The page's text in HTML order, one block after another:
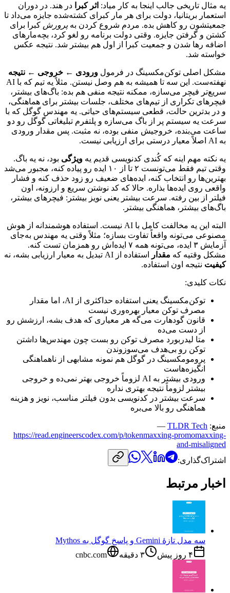
یه مثال تاریخی جالب اینجا به کار میاد: اثر کبرا در هند. در دوران
استعمار بریتانیا، دولت برای هر مار کبرای کشته‌شده جایزه می‌داد تا
جمعیتشون رو کاهش بده. مردم شروع کردن به پرورش کبرا
برای
کشتن و گرفتن جایزه. وقتی دولت برنامه رو لغو کرد، بچه‌مار‌های
اضافه رها شدن و جمعیت کبرا از اول هم بیشتر شد. نتیجه عکس
خواسته شد.
مشکل اصلی توکن‌مکسینگ در فرمول ورودی ← خروجی ← نتیجه
نهفته‌ست. این سه تا همیشه به هم وصل نیستن. مثلاً یه تیم که با AI
سریع‌تر فیچر می‌سازه، ممکنه نتیجه منفی هم بده: باگ‌های بیشتر،
فیچرهای تکراری از تیم‌های مختلف، جلسات بیشتر برای هماهنگی،
و در بدترین حالت، قطعی سیستم‌های حیاتی. یه مهندس گوگل که با
سرعت یه سیستم پر از باگ می‌سازه و پلتفرم تبلیغاتی گوگل رو دو
ساعت می‌بنده، خروجیش منفی بوده، نه مثبت. پس مقدار ورودی
به AI اصلاً معیار درستی برای ارزیابی نیست.
یه نکته مهم اینه که کُندی کدنویسی قدیم یه ویژگی بود، نه یه باگ.
وقتی تیم فقط می‌تونست ۲ تا از ۱۰ ایده رو پیاده کنه، مجبور می‌شد
بهترین‌ها رو انتخاب کنه، ایده‌های ضعیف رو زود حذف کنه و فشار
واقعی روی ایده‌ها بذاره. حالا که کد نوشتن سریع و ارزونه، اون
فیلتر
از بین رفته. سرعت بیشتر یعنی نویز بیشتر: فیچرهای بیشتر،
باگ‌های بیشتر، هماهنگی بیشتر.
البته این یه مخالفت کامل با AI نیست. استفاده هوشمندانه از هوش
مصنوعی می‌تونه واقعاً تفاوت بسازه؛ مثلاً وقتی یه مهندس به‌جای
آزمایش ۳ ایده، می‌تونه همه ۷ ایده‌اش رو همزمان تست کنه.
مشکل وقتیه که مقدار استفاده از AI تبدیل به معیار ارزیابی بشه، نه
کیفیت نتیجه اون استفاده.
نکات کلیدی:
توکن‌مکسینگ یعنی استفاده حداکثری از AI، اما مقدار
مصرف توکن معیار بهره‌وری نیست
قانون گودهارت می‌گه هر معیاری که هدف بشه، ارزشش رو
از دست می‌ده
متا لیدربورد مصرف توکن رو بست چون مهندس‌ها داشتن
توکن رو بی‌هدف می‌سوزوندن
پرومومکسینگ در گوگل هم نمونه مشابهی از ناهماهنگی
انگیزه‌هاست
ورودی بیشتر به AI لزوماً خروجی بهتر نمی‌ده و خروجی
بیشتر لزوماً نتیجه بهتری نداره
سرعت بیشتر در کدنویسی بدون فیلتر مناسب، نویز و هزینه
هماهنگی رو بالا می‌بره
منبع: TLDR Tech
—
https://read.engineerscodex.com/p/tokenmaxxing-promomaxxing-
and-misaligned
اشتراک‌گذاری:
اخبار مرتبط
سه مدل تازهٔ Gemini و پاسخ گوگل به Mythos
۴ روز پیش
۳ دقیقه cnbc.com